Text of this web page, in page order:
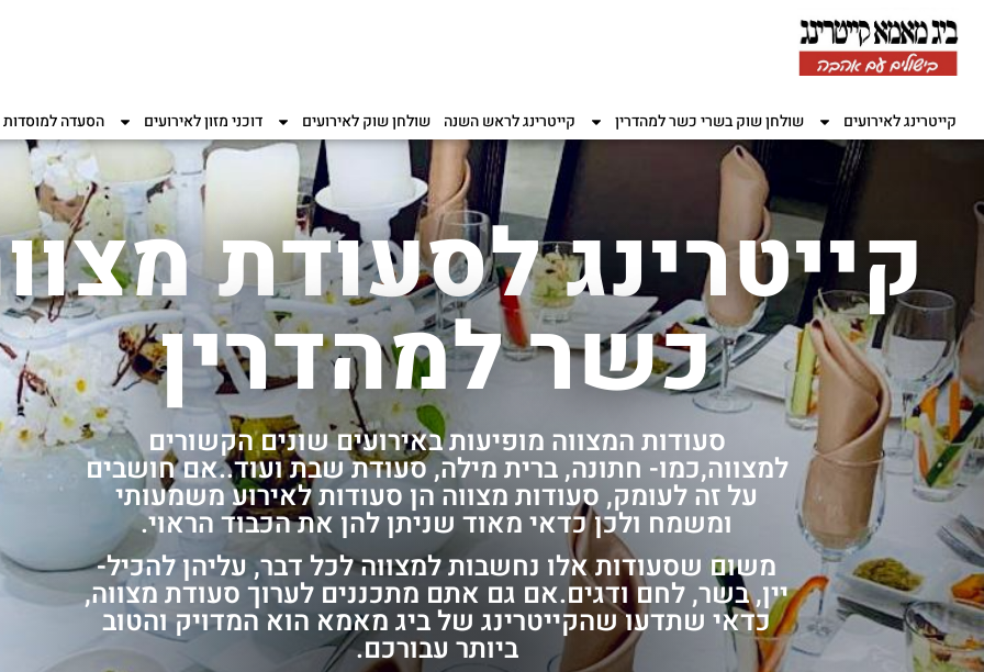
קייטרינג לאירועים שולחן שוק בשרי כשר למהדרין קייטרינג לראש השנה שולחן שוק לאירועים דוכני מזון לאירועים הסעדה למוסדות
קייטרינג לסעודת
כשר למהדרין
סעודות המצווה מופיעות באירועים שונים הקשורים
למצווה,כמו- חתונה, ברית מילה, סעודת שבת ועוד..אם חושבים
על זה לעומק, סעודות מצווה הן סעודות לאירוע משמעותי
ומשמח ולכן כדאי מאוד שניתן להן את הכבוד הראוי.
משום שסעודות אלו נחשבות למצווה לכל דבר, עליהן להכיל-
יין, בשר, לחם ודגים.אם גם אתם מתכננים לערוך סעודת מצווה,
כדאי שתדעו שהקייטרינג של ביג מאמא הוא המדויק והטוב
ביותר עבורכם.